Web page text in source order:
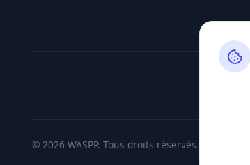
© 2026 WASPP. Tous droits réservés.